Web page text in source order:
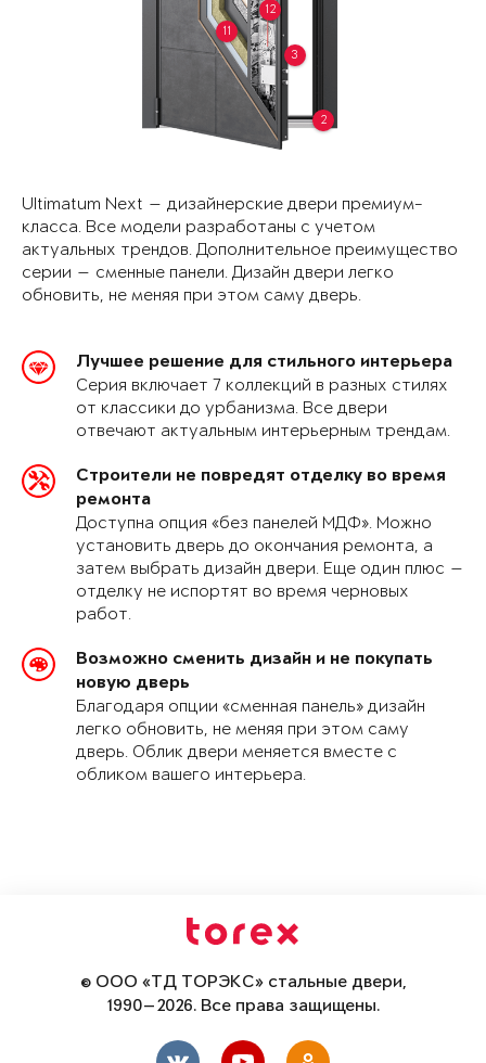
2
3
11
12
Ultimatum Next — дизайнерские двери премиум-
класса. Все модели разработаны с учетом
актуальных трендов. Дополнительное преимущество
серии — сменные панели. Дизайн двери легко
обновить, не меняя при этом саму дверь.
Лучшее решение для стильного интерьера
Серия включает 7 коллекций в разных стилях
от классики до урбанизма. Все двери
отвечают актуальным интерьерным трендам.
Строители не повредят отделку во время
ремонта
Доступна опция «без панелей МДФ». Можно
установить дверь до окончания ремонта, а
затем выбрать дизайн двери. Еще один плюс —
отделку не испортят во время черновых
работ.
Возможно сменить дизайн и не покупать
новую дверь
Благодаря опции «сменная панель» дизайн
легко обновить, не меняя при этом саму
дверь. Облик двери меняется вместе с
обликом вашего интерьера.
© ООО «ТД ТОРЭКС» стальные двери,
1990—2026. Все права защищены.